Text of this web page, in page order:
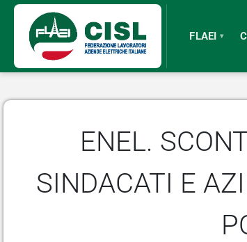
Skip
FLAEI ▾
ENEL.
SINDACATI E